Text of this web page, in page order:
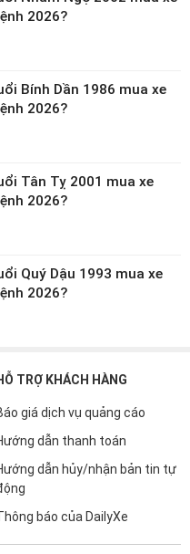
2026?
Bính Dần 1986 mua xe
2026?
Tân Tỵ 2001 mua xe
2026?
Quý Dậu 1993 mua xe
2026?
TRỢ KHÁCH HÀNG
giá dịch vụ quảng cáo
dẫn thanh toán
dẫn hủy/nhận bản tin tự
báo của DailyXe